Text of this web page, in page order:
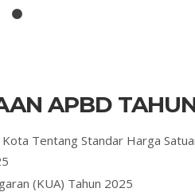
APBD
Tentang Standar Harga
(KUA) Tahun 2025